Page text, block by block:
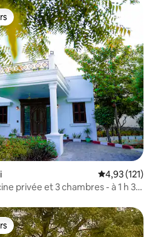
Évaluation
4,93 (121)
privée et 3 chambres - à 1 h 30